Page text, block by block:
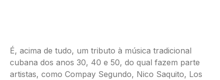
É, acima de tudo, um tributo à música tradicional
cubana dos anos 30, 40 e 50, do qual fazem parte
artistas, como Compay Segundo, Nico Saquito, Los